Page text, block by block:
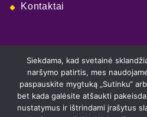
Kontaktai
Siekdama, kad svetainė
naršymo patirtis, mes
paspauskite mygtuką „Sutinku“
bet kada galėsite atšaukti
nustatymus ir ištrindami įrašytus